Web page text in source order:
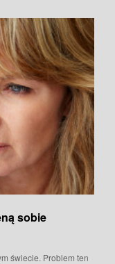
sobie
świecie. Problem ten